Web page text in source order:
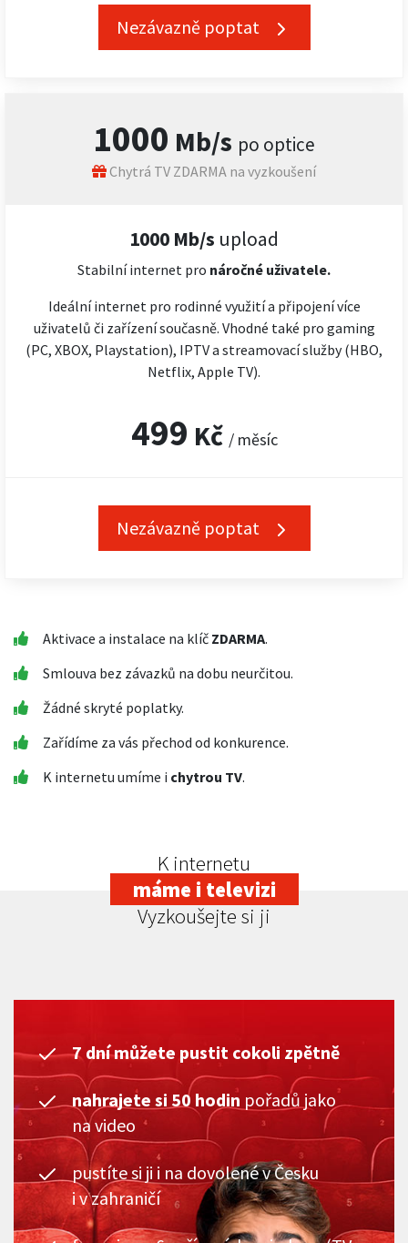
Nezávazně poptat
1000 Mb/s po optice
Chytrá TV ZDARMA na vyzkoušení
1000 Mb/s upload
Stabilní internet pro náročné uživatele.
Ideální internet pro rodinné využití a připojení více
uživatelů či zařízení současně. Vhodné také pro gaming
(PC, XBOX, Playstation), IPTV a streamovací služby (HBO,
Netflix, Apple TV).
499 Kč / měsíc
Nezávazně poptat
Aktivace a instalace na klíč ZDARMA.
Smlouva bez závazků na dobu neurčitou.
Žádné skryté poplatky.
Zařídíme za vás přechod od konkurence.
K internetu umíme i chytrou TV.
K internetu
máme i televizi
Vyzkoušejte si ji
7 dní můžete pustit cokoli zpětně
nahrajete si 50 hodin pořadů jako
na video
pustíte si ji i na dovolené v Česku
i v zahraničí